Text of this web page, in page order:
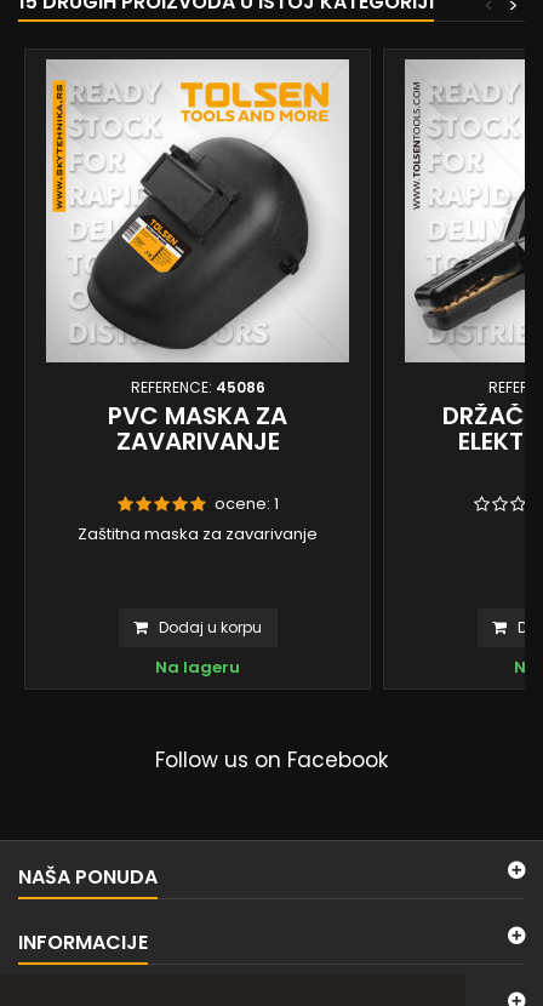
REFERENCE: 45086
PVC MASKA ZA
ZAVARIVANJE
ocene: 1
Zaštitna maska za zavarivanje
Dodaj u korpu
Na lageru
DRŽAČ
Follow us on Facebook
NAŠA PONUDA
INFORMACIJE